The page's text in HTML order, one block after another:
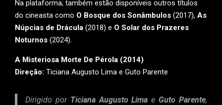
Na plataforma, também estão disponíveis outros títulos
do cineasta como O Bosque dos Sonâmbulos (2017), As
Núpcias de Drácula (2018) e O Solar dos Prazeres
Noturnos (2024).
A Misteriosa Morte De Pérola (2014)
Direção: Ticiana Augusto Lima e Guto Parente
Dirigido por Ticiana Augusto Lima eGuto Parente,